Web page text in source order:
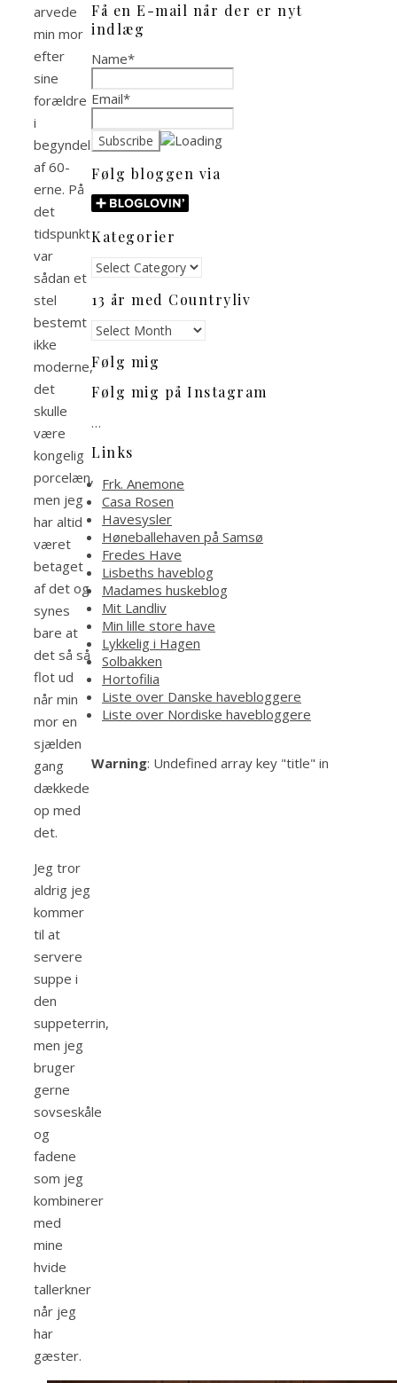
arvede
min mor
efter
sine
forældre
i
begyndelsen
af 60-
erne. På
det
tidspunkt
var
sådan et
stel
bestemt
ikke
moderne,
det
skulle
være
kongelig
porcelæn,
men jeg
har altid
været
betaget
af det og
synes
bare at
det så så
flot ud
når min
mor en
sjælden
gang
dækkede
op med
det.
Jeg tror
aldrig jeg
kommer
til at
servere
suppe i
den
suppeterrin,
men jeg
bruger
gerne
sovseskåle
og
fadene
som jeg
kombinerer
med
mine
hvide
tallerkner
når jeg
har
gæster.
Få en E-mail når der er nyt
indlæg
Name*
Email*
Følg bloggen via
Kategorier
Kategorier
13 år med Countryliv
13
med
Countryliv
Følg mig
Følg mig på Instagram
…
Links
Frk. Anemone
Casa Rosen
Havesysler
Høneballehaven på Samsø
Fredes Have
Lisbeths haveblog
Madames huskeblog
Mit Landliv
Min lille store have
Lykkelig i Hagen
Solbakken
Hortofilia
Liste over Danske havebloggere
Liste over Nordiske havebloggere
Warning: Undefined array key "title" in